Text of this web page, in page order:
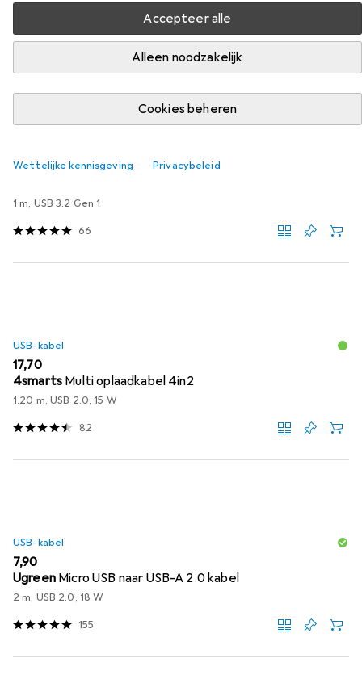
Accepteer alle
Alleen noodzakelijk
Cookies beheren
Wettelijke kennisgeving Privacybeleid
KWANTUMKORTING
EUR
8,72 per stuk voor 2 eenheden
1 m, USB 3.2 Gen 1
66
USB-kabel
EUR
17,70
4smarts Multi oplaadkabel 4in2
1.20 m, USB 2.0, 15 W
82
USB-kabel
EUR
7,90
Ugreen Micro USB naar USB-A 2.0 kabel
2 m, USB 2.0, 18 W
155